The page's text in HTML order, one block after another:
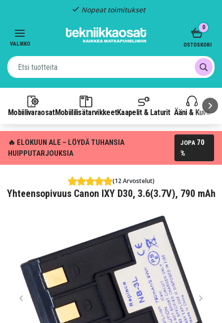
Nopeat toimitukset
VALIKKO
MobiilivaraosatMobiililisätarvikkeetKaapelit & Laturit Ääni & Kuva
0
OSTOSKORI
🔥 ELOKUUN ALE – LÖYDÄ TUHANSIA
HUIPPUTARJOUKSIA
JOPA 70
%
(12 Arvostelut)
Yhteensopivuus Canon IXY D30, 3.6(3.7V), 790 mAh